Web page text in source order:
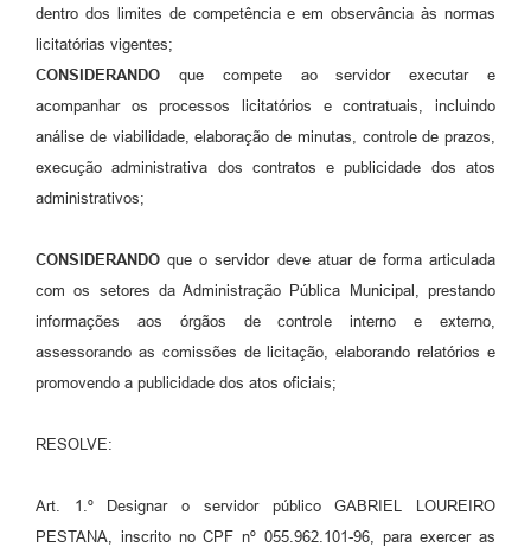
dentro dos limites de competência e em observância às normas
licitatórias vigentes;
CONSIDERANDO que compete ao servidor executar e
acompanhar os processos licitatórios e contratuais, incluindo
análise de viabilidade, elaboração de minutas, controle de prazos,
execução administrativa dos contratos e publicidade dos atos
administrativos;
CONSIDERANDO que o servidor deve atuar de forma articulada
com os setores da Administração Pública Municipal, prestando
informações aos órgãos de controle interno e externo,
assessorando as comissões de licitação, elaborando relatórios e
promovendo a publicidade dos atos oficiais;
RESOLVE:
Art. 1.º Designar o servidor público GABRIEL LOUREIRO
PESTANA, inscrito no CPF nº 055.962.101-96, para exercer as